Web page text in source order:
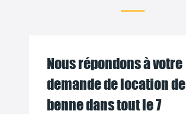
Nous répondons à votre
demande de location de
benne dans tout le 7